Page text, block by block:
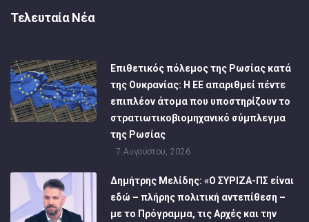
Τελευταία Νέα
Επιθετικός πόλεμος της Ρωσίας κατά
της Ουκρανίας: Η ΕΕ απαριθμεί πέντε
επιπλέον άτομα που υποστηρίζουν το
στρατιωτικοβιομηχανικό σύμπλεγμα
της Ρωσίας
7 Αυγούστου, 2026
Δημήτρης Μελίδης: «Ο ΣΥΡΙΖΑ-ΠΣ είναι
εδώ – πλήρης πολιτική αντεπίθεση –
με το Πρόγραμμα, τις Αρχές και την